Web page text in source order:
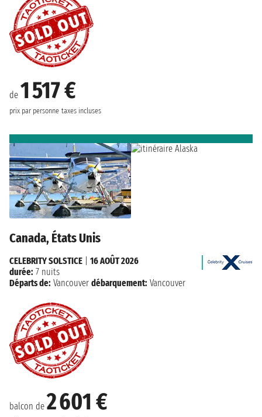
de 1 517 €
prix par personne taxes incluses
Canada, États Unis
balcon de 2 601 €
CELEBRITY SOLSTICE
16 AOÛT 2026
durée: 7 nuits
Départs de: Vancouver débarquement: Vancouver